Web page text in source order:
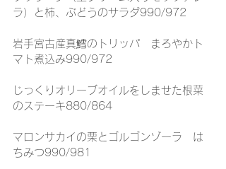
ラ）と柿、ぶどうのサラダ990/972
岩手宮古産真鱈のトリッパ　まろやかト
マト煮込み990/972
じっくりオリーブオイルをしませた根菜
のステーキ880/864
マロンサカイの栗とゴルゴンゾーラ　は
ちみつ990/981